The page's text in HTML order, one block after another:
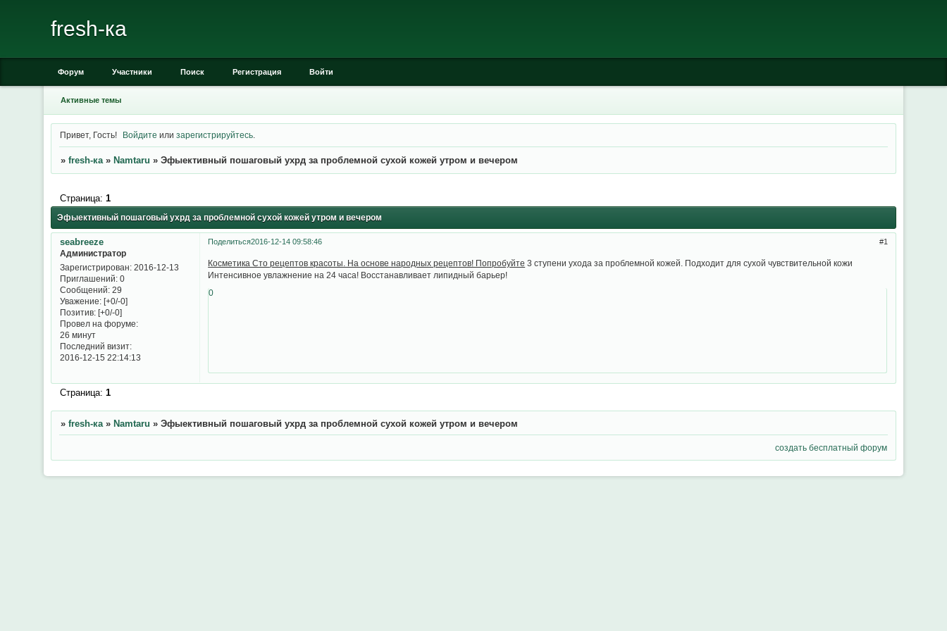
fresh-ка
Форум Участники Поиск Регистрация Войти
Активные темы
Привет, Гость! Войдите илизарегистрируйтесь
» fresh-ка » Namtaru » Эфыективный пошаговый ухрд за проблемной сухой кожей утром и вечером
Эфыективный пошаговый ухрд за проблемной сухой кожей утром и вечером
Страница: 1
Поделиться 1
2016-12-14 09:58:46
seabreeze
Администратор
Зарегистрирован: 2016-12-13
Приглашений:0
Сообщений:29
Уважение: [+0/-0]
Позитив: [+0/-0]
Провел на форуме:
26 минут
Последний визит:
2016-12-15 22:14:13
Косметика Сто рецептов красоты. На основе народных рецептов! Попробуйте 3 ступени ухода за проблемной кожей. Подходит для сухой чувствительной кожи
Интенсивное увлажнение на 24 часа! Восстанавливает липидный барьер!
0
Страница: 1
» fresh-ка » Namtaru » Эфыективный пошаговый ухрд за проблемной сухой кожей утром и вечером
создать бесплатный форум